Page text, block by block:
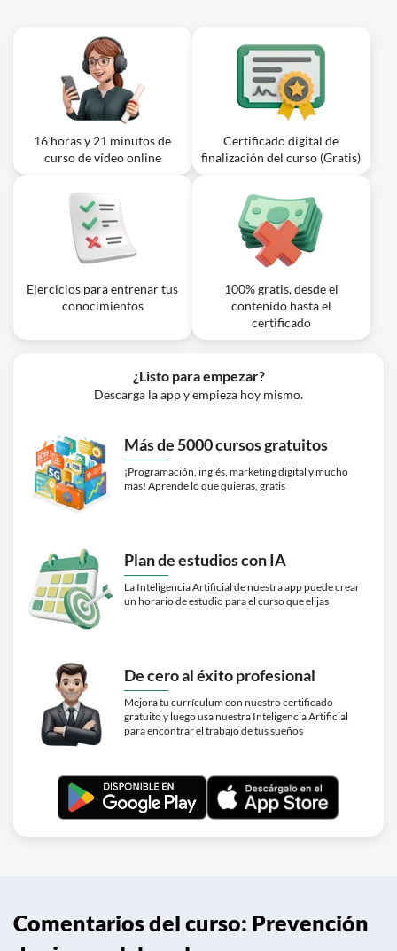
16 horas y 21 minutos de
curso de vídeo online
Certificado digital de
finalización del curso (Gratis)
Ejercicios para entrenar tus
conocimientos
100% gratis, desde el
contenido hasta el
certificado
¿Listo para empezar?
Descarga la app y empieza hoy mismo.
Más de 5000 cursos gratuitos
¡Programación, inglés, marketing digital y mucho
más! Aprende lo que quieras, gratis
Plan de estudios con IA
La Inteligencia Artificial de nuestra app puede crear
un horario de estudio para el curso que elijas
De cero al éxito profesional
Mejora tu currículum con nuestro certificado
gratuito y luego usa nuestra Inteligencia Artificial
para encontrar el trabajo de tus sueños
Comentarios del curso: Prevención